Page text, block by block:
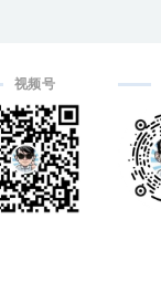
视频号